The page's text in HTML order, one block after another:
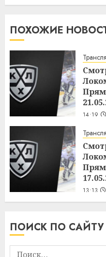
ПОХОЖИЕ
14:19
13:13
ПОИСК ПО САЙТУ
Найти: